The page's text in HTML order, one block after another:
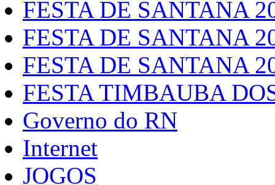
FESTA DE SANTANA
FESTA DE SANTANA
FESTA DE SANTANA
FESTA TIMBAUBA
Governo do RN
Internet
JOGOS